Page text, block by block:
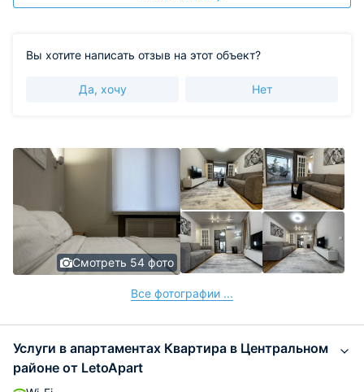
Вы хотите написать отзыв на этот объект?
Да, хочу Нет
Смотреть 54 фото
Все фотографии ...
Услуги в апартаментах Квартира в Центральном
районе от LetoApart